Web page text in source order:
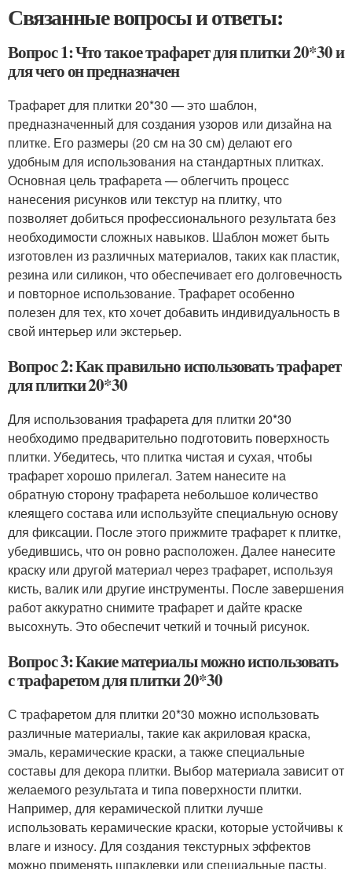
Связанные вопросы и ответы:
Вопрос 1: Что такое трафарет для плитки 20*30 и
для чего он предназначен
Трафарет для плитки 20*30 — это шаблон,
предназначенный для создания узоров или дизайна на
плитке. Его размеры (20 см на 30 см) делают его
удобным для использования на стандартных плитках.
Основная цель трафарета — облегчить процесс
нанесения рисунков или текстур на плитку, что
позволяет добиться профессионального результата без
необходимости сложных навыков. Шаблон может быть
изготовлен из различных материалов, таких как пластик,
резина или силикон, что обеспечивает его долговечность
и повторное использование. Трафарет особенно
полезен для тех, кто хочет добавить индивидуальность в
свой интерьер или экстерьер.
Вопрос 2: Как правильно использовать трафарет
для плитки 20*30
Для использования трафарета для плитки 20*30
необходимо предварительно подготовить поверхность
плитки. Убедитесь, что плитка чистая и сухая, чтобы
трафарет хорошо прилегал. Затем нанесите на
обратную сторону трафарета небольшое количество
клеящего состава или используйте специальную основу
для фиксации. После этого прижмите трафарет к плитке,
убедившись, что он ровно расположен. Далее нанесите
краску или другой материал через трафарет, используя
кисть, валик или другие инструменты. После завершения
работ аккуратно снимите трафарет и дайте краске
высохнуть. Это обеспечит четкий и точный рисунок.
Вопрос 3: Какие материалы можно использовать
с трафаретом для плитки 20*30
С трафаретом для плитки 20*30 можно использовать
различные материалы, такие как акриловая краска,
эмаль, керамические краски, а также специальные
составы для декора плитки. Выбор материала зависит от
желаемого результата и типа поверхности плитки.
Например, для керамической плитки лучше
использовать керамические краски, которые устойчивы к
влаге и износу. Для создания текстурных эффектов
можно применять шпаклевки или специальные пасты.